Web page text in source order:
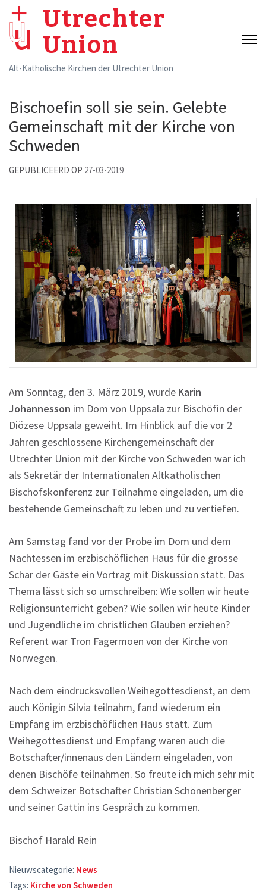
content
Enter)
Utrechter
Union
Alt-Katholische Kirchen der Utrechter Union
Bischoefin soll sie sein. Gelebte
Gemeinschaft mit der Kirche von
Schweden
GEPUBLICEERD OP 27-03-2019
Am Sonntag, den 3. März 2019, wurde Karin
Johannesson im Dom von Uppsala zur Bischöfin der
Diözese Uppsala geweiht. Im Hinblick auf die vor 2
Jahren geschlossene Kirchengemeinschaft der
Utrechter Union mit der Kirche von Schweden war ich
als Sekretär der Internationalen Altkatholischen
Bischofskonferenz zur Teilnahme eingeladen, um die
bestehende Gemeinschaft zu leben und zu vertiefen.
Am Samstag fand vor der Probe im Dom und dem
Nachtessen im erzbischöflichen Haus für die grosse
Schar der Gäste ein Vortrag mit Diskussion statt. Das
Thema lässt sich so umschreiben: Wie sollen wir heute
Religionsunterricht geben? Wie sollen wir heute Kinder
und Jugendliche im christlichen Glauben erziehen?
Referent war Tron Fagermoen von der Kirche von
Norwegen.
Nach dem eindrucksvollen Weihegottesdienst, an dem
auch Königin Silvia teilnahm, fand wiederum ein
Empfang im erzbischöflichen Haus statt. Zum
Weihegottesdienst und Empfang waren auch die
Botschafter/innenaus den Ländern eingeladen, von
denen Bischöfe teilnahmen. So freute ich mich sehr mit
dem Schweizer Botschafter Christian Schönenberger
und seiner Gattin ins Gespräch zu kommen.
Bischof Harald Rein
Nieuwscategorie: News
Tags: Kirche von Schweden